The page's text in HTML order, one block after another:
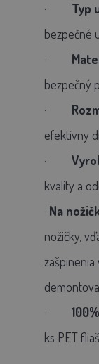
·
Typ
bezpečné
·
bezpečný
·
efektívny
·
kvality a
· Na
nožičky,
·
ks PET fliaš